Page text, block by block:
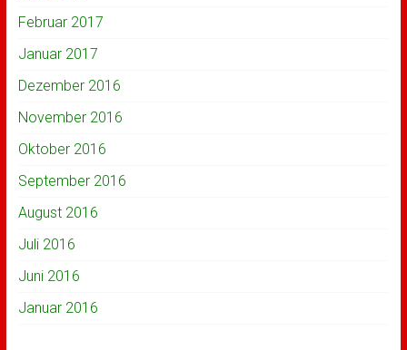
Februar 2017
Januar 2017
Dezember 2016
November 2016
Oktober 2016
September 2016
August 2016
Juli 2016
Juni 2016
Januar 2016